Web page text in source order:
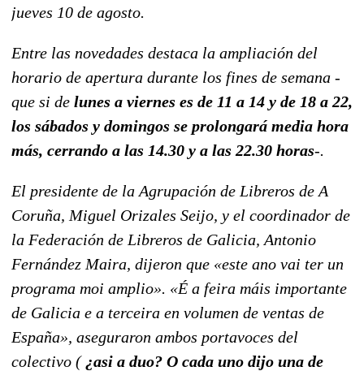
jueves 10 de agosto.
Entre las novedades destaca la ampliación del
horario de apertura durante los fines de semana -
que si de lunes a viernes es de 11 a 14 y de 18 a 22,
los sábados y domingos se prolongará media hora
más, cerrando a las 14.30 y a las 22.30 horas-.
El presidente de la Agrupación de Libreros de A
Coruña, Miguel Orizales Seijo, y el coordinador de
la Federación de Libreros de Galicia, Antonio
Fernández Maira, dijeron que «este ano vai ter un
programa moi amplio». «É a feira máis importante
de Galicia e a terceira en volumen de ventas de
España», aseguraron ambos portavoces del
colectivo ( ¿asi a duo? O cada uno dijo una de